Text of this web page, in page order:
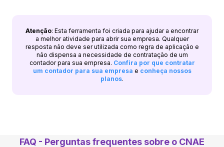
Atenção: Esta ferramenta foi criada para ajudar a encontrar
a melhor atividade para abrir sua empresa. Qualquer
resposta não deve ser utilizada como regra de aplicação e
não dispensa a necessidade de contratação de um
contador para sua empresa. Confira por que contratar
um contador para sua empresa e conheça nossos
planos.
FAQ - Perguntas frequentes sobre o CNAE